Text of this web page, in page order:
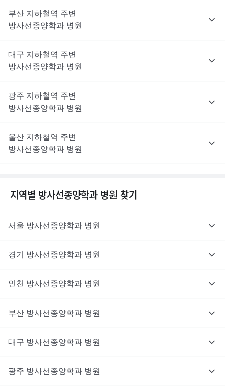
부산 지하철역 주변
방사선종양학과 병원
대구 지하철역 주변
방사선종양학과 병원
광주 지하철역 주변
방사선종양학과 병원
울산 지하철역 주변
방사선종양학과 병원
지역별 방사선종양학과 병원 찾기
서울 방사선종양학과 병원
경기 방사선종양학과 병원
인천 방사선종양학과 병원
부산 방사선종양학과 병원
대구 방사선종양학과 병원
광주 방사선종양학과 병원